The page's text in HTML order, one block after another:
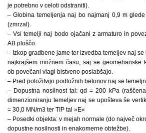
je potrebno v celoti odstraniti).
– Globina temeljenja naj bo najmanj 0,9 m
(zmrzal).
– Vsi temelji naj bodo ojačani z armaturo in
AB ploščo.
– Izkop gradbene jame ter izvedba temeljev naj
najkrajšem možnem času, saj se geomehanske
ob povečani vlagi bistveno poslabšajo.
– Pred položitvijo podložnih betonov naj se
– Dopustna nosilnost tal: qd = 200 kPa
dimenzioniranju temeljev naj se upošteva še
= 30,0 MN/m3 ter TIP tal »E«
– Posedki objekta: v mejah normale (do največ
dopustne nosilnosti in enakomerne obtežbe).